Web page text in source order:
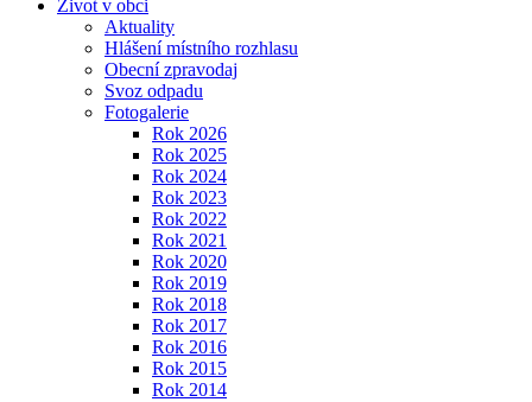
Život v obci
Aktuality
Hlášení místního rozhlasu
Obecní zpravodaj
Svoz odpadu
Fotogalerie
Rok 2026
Rok 2025
Rok 2024
Rok 2023
Rok 2022
Rok 2021
Rok 2020
Rok 2019
Rok 2018
Rok 2017
Rok 2016
Rok 2015
Rok 2014